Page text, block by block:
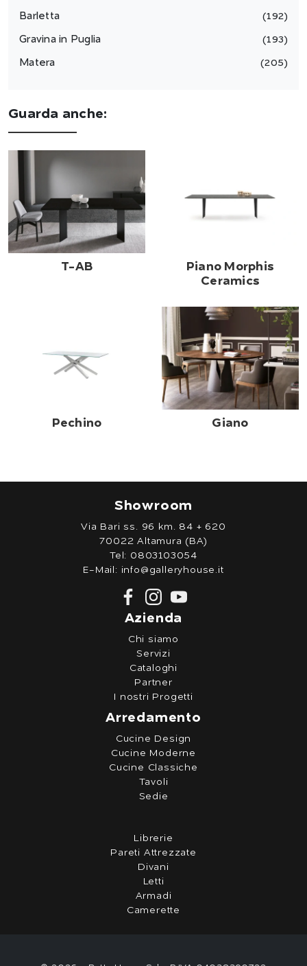
Barletta 192
Gravina in Puglia 193
Matera 205
Guarda anche:
T-AB
Piano Morphis
Ceramics
Pechino Giano
Showroom
Via Bari ss. 96 km. 84 + 620
70022 Altamura (BA)
Tel: 0803103054
E-Mail: info@galleryhouse.it
Azienda
Chi siamo
Servizi
Cataloghi
Partner
I nostri Progetti
Arredamento
Cucine Design
Cucine Moderne
Cucine Classiche
Tavoli
Sedie
Librerie
Pareti Attrezzate
Divani
Letti
Armadi
Camerette